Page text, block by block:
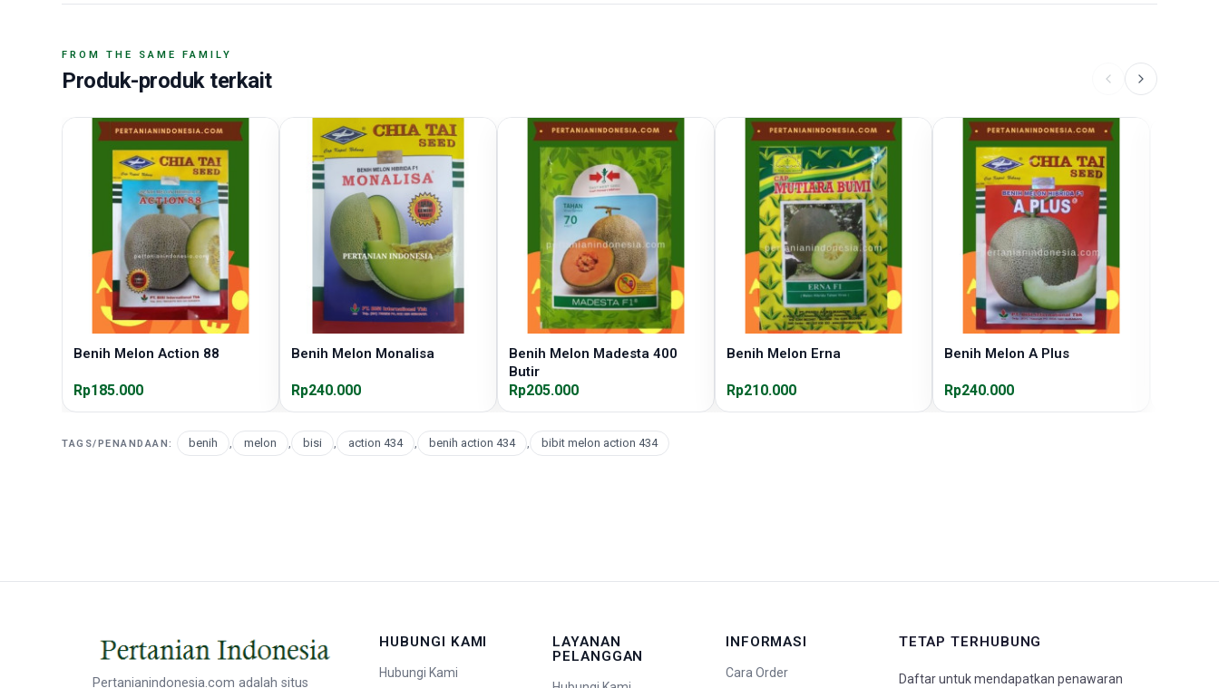
FROM THE SAME FAMILY
Produk-produk terkait
Benih Melon Action 88
Rp185.000
Benih Melon Monalisa
Rp240.000
Benih Melon Madesta 400
Butir
Rp205.000
Benih Melon Erna
Rp210.000
Benih Melon A Plus
Rp240.000
TAGS/PENANDAAN: benih , melon , bisi , action 434 , benih action 434 , bibit melon action 434
Pertanianindonesia.com adalah situs
HUBUNGI KAMI
Hubungi Kami
LAYANAN
PELANGGAN
INFORMASI
Cara Order
TETAP TERHUBUNG
Daftar untuk mendapatkan penawaran